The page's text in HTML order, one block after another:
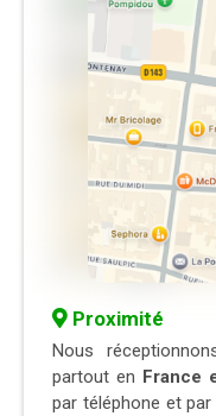
Proximité
Nous
partout en France
par téléphone et